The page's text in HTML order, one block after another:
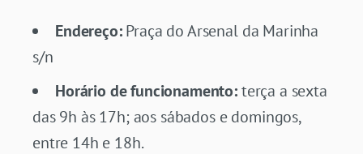
Endereço:Praça do Arsenal da Marinha
s/n
Horário de funcionamento:terça a sexta
das 9h às 17h; aos sábados e domingos,
entre 14h e 18h.